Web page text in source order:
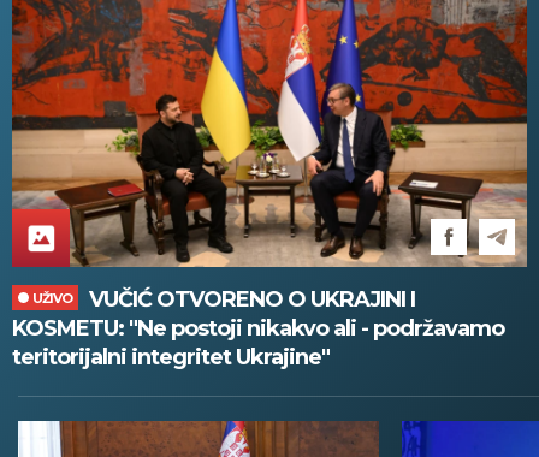
UŽIVO
VUČIĆ OTVORENO O UKRAJINI I
KOSMETU: "Ne postoji nikakvo ali - podržavamo
teritorijalni integritet Ukrajine"